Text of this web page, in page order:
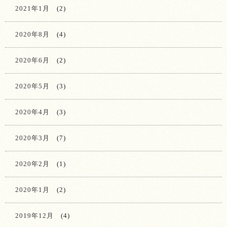
2021年1月 (2)
2020年8月 (4)
2020年6月 (2)
2020年5月 (3)
2020年4月 (3)
2020年3月 (7)
2020年2月 (1)
2020年1月 (2)
2019年12月 (4)